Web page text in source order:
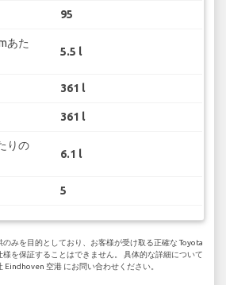
95
あた
5.5 l
361 l
361 l
りの
6.1 l
5
みを目的としており、お客様が受け取る正確な Toyota
を保証することはできません。 具体的な詳細について
空港 にお問い合わせください。